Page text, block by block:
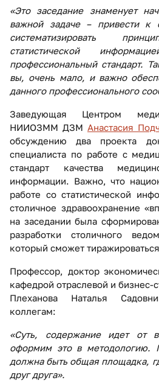
«Это заседание знаменует
важной задаче – привести к
систематизировать
статистической
профессиональный стандарт.
вы, очень мало, и важно
данного профессионального
Заведующая Центром
НИИОЗММ ДЗМ Анастасия
обсуждению два проекта
специалиста по работе с
стандарт качества
информации. Важно, что
работе со статистической
столичное здравоохранение
на заседании была
разработки столичного
который сможет
Профессор, доктор
кафедрой отраслевой и бизнес-
Плеханова Наталья
коллегам:
«Суть, содержание идет от
оформим это в методологию.
должна быть общая площадка,
друг друга».